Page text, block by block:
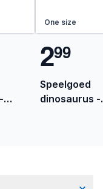
One size
299
Speelgoed
dinosaurus -